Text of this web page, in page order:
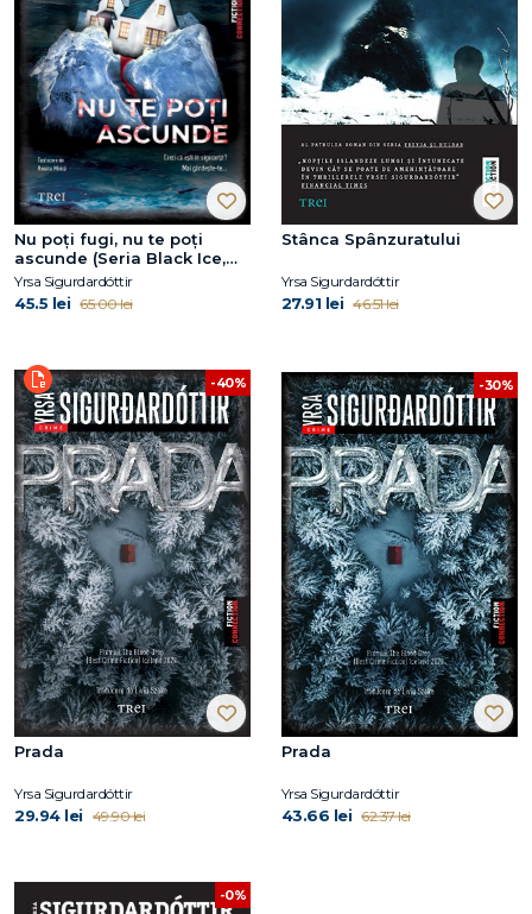
Nu poți fugi, nu te poți
ascunde (Seria Black Ice,
vol.1)
Yrsa Sigurdardóttir
45.5 lei 65.00 lei
Stânca Spânzuratului
Yrsa Sigurdardóttir
27.91 lei 46.51 lei
-40%
Prada
Yrsa Sigurdardóttir
29.94 lei 49.90 lei
-30%
Prada
Yrsa Sigurdardóttir
43.66 lei 62.37 lei
-0%